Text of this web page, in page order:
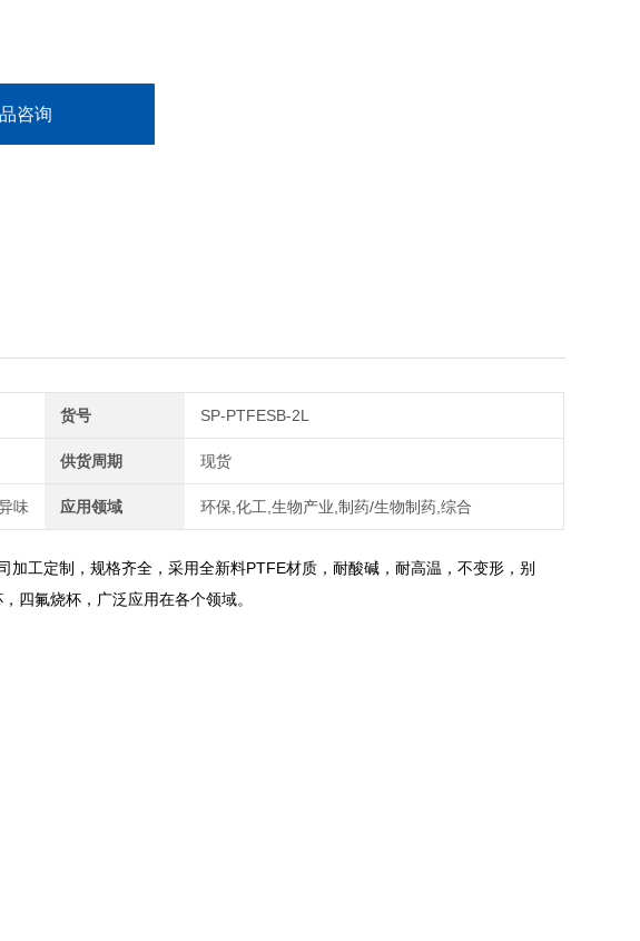
咨询
货号 SP-PTFESB-2L
供货周期 现货
味 应用领域 环保,化工,生物产业,制药/生物制药,综合
加工定制，规格齐全，采用全新料PTFE材质，耐酸碱，耐高温，不变形，别
四氟烧杯，广泛应用在各个领域。